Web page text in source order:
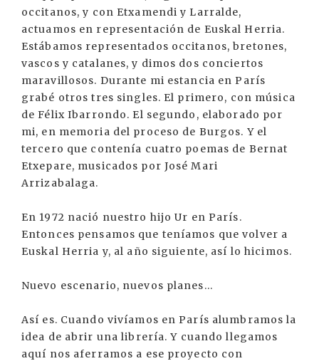
occitanos, y con Etxamendi y Larralde,
actuamos en representación de Euskal Herria.
Estábamos representados occitanos, bretones,
vascos y catalanes, y dimos dos conciertos
maravillosos. Durante mi estancia en París
grabé otros tres singles. El primero, con música
de Félix Ibarrondo. El segundo, elaborado por
mi, en memoria del proceso de Burgos. Y el
tercero que contenía cuatro poemas de Bernat
Etxepare, musicados por José Mari
Arrizabalaga.
En 1972 nació nuestro hijo Ur en París.
Entonces pensamos que teníamos que volver a
Euskal Herria y, al año siguiente, así lo hicimos.
Nuevo escenario, nuevos planes...
Así es. Cuando vivíamos en París alumbramos la
idea de abrir una librería. Y cuando llegamos
aquí nos aferramos a ese proyecto con